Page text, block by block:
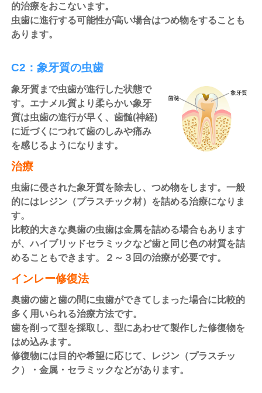
的治療をおこないます。
虫歯に進行する可能性が高い場合はつめ物をすることも
あります。
C2：象牙質の虫歯
象牙質まで虫歯が進行した状態で
す。エナメル質より柔らかい象牙
質は虫歯の進行が早く、歯髄(神経)
に近づくにつれて歯のしみや痛み
を感じるようになります。
治療
虫歯に侵された象牙質を除去し、つめ物をします。一般
的にはレジン（プラスチック材）を詰める治療になりま
す。
比較的大きな奥歯の虫歯は金属を詰める場合もあります
が、ハイブリッドセラミックなど歯と同じ色の材質を詰
めることもできます。２～３回の治療が必要です。
インレー修復法
奥歯の歯と歯の間に虫歯ができてしまった場合に比較的
多く用いられる治療方法です。
歯を削って型を採取し、型にあわせて製作した修復物を
はめ込みます。
修復物には目的や希望に応じて、レジン（プラスチッ
ク）・金属・セラミックなどがあります。